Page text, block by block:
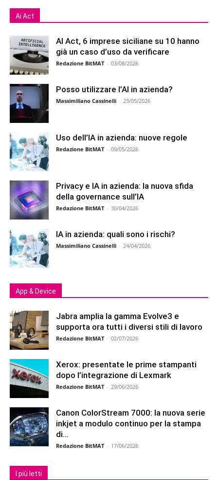
Ai Act
AI Act, 6 imprese siciliane su 10 hanno
già un caso d’uso da verificare
Redazione BitMAT - 03/08/2026
Posso utilizzare l’AI in azienda?
Massimiliano Cassinelli - 23/05/2026
Uso dell’IA in azienda: nuove regole
Redazione BitMAT - 09/05/2026
Privacy e IA in azienda: la nuova sfida
della governance sull’IA
Redazione BitMAT - 30/04/2026
IA in azienda: quali sono i rischi?
Massimiliano Cassinelli - 24/04/2026
App & Device
Jabra amplia la gamma Evolve3 e
supporta ora tutti i diversi stili di lavoro
Redazione BitMAT - 02/07/2026
Xerox: presentate le prime stampanti
dopo l’integrazione di Lexmark
Redazione BitMAT - 29/06/2026
Canon ColorStream 7000: la nuova serie
inkjet a modulo continuo per la stampa
di...
Redazione BitMAT - 17/06/2026
I più letti